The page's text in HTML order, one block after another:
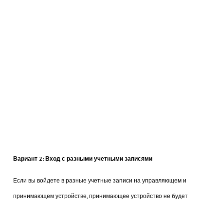
Вариант 2: Вход с разными учетными записями
Если вы войдете в разные учетные записи на управляющем и
принимающем устройстве, принимающее устройство не будет